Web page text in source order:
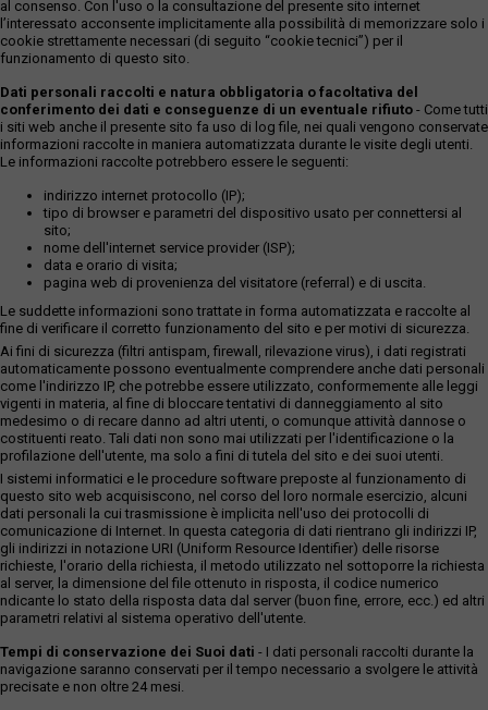
al consenso. Con l'uso o la consultazione del presente sito internet
l’interessato acconsente implicitamente alla possibilità di memorizzare solo i
cookie strettamente necessari (di seguito “cookie tecnici”) per il
funzionamento di questo sito.
Dati personali raccolti e natura obbligatoria o facoltativa del
conferimento dei dati e conseguenze di un eventuale rifiuto - Come tutti
i siti web anche il presente sito fa uso di log file, nei quali vengono conservate
informazioni raccolte in maniera automatizzata durante le visite degli utenti.
Le informazioni raccolte potrebbero essere le seguenti:
indirizzo internet protocollo (IP);
tipo di browser e parametri del dispositivo usato per connettersi al
sito;
nome dell'internet service provider (ISP);
data e orario di visita;
pagina web di provenienza del visitatore (referral) e di uscita.
Le suddette informazioni sono trattate in forma automatizzata e raccolte al
fine di verificare il corretto funzionamento del sito e per motivi di sicurezza.
Ai fini di sicurezza (filtri antispam, firewall, rilevazione virus), i dati registrati
automaticamente possono eventualmente comprendere anche dati personali
come l'indirizzo IP, che potrebbe essere utilizzato, conformemente alle leggi
vigenti in materia, al fine di bloccare tentativi di danneggiamento al sito
medesimo o di recare danno ad altri utenti, o comunque attività dannose o
costituenti reato. Tali dati non sono mai utilizzati per l'identificazione o la
profilazione dell'utente, ma solo a fini di tutela del sito e dei suoi utenti.
I sistemi informatici e le procedure software preposte al funzionamento di
questo sito web acquisiscono, nel corso del loro normale esercizio, alcuni
dati personali la cui trasmissione è implicita nell'uso dei protocolli di
comunicazione di Internet. In questa categoria di dati rientrano gli indirizzi IP,
gli indirizzi in notazione URI (Uniform Resource Identifier) delle risorse
richieste, l'orario della richiesta, il metodo utilizzato nel sottoporre la richiesta
al server, la dimensione del file ottenuto in risposta, il codice numerico
ndicante lo stato della risposta data dal server (buon fine, errore, ecc.) ed altri
parametri relativi al sistema operativo dell'utente.
Tempi di conservazione dei Suoi dati - I dati personali raccolti durante la
navigazione saranno conservati per il tempo necessario a svolgere le attività
precisate e non oltre 24 mesi.